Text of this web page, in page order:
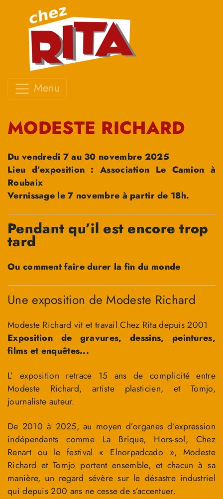
Menu
MODESTE RICHARD
Du vendredi 7 au 30 novembre 2025
Lieu d’exposition : Association Le Camion à
Roubaix
Vernissage le 7 novembre à partir de 18h.
Pendant qu’il est encore trop
tard
Ou comment faire durer la fin du monde
Une exposition de Modeste Richard
Modeste Richard vit et travail Chez Rita depuis 2001
Exposition de gravures, dessins, peintures,
films et enquêtes...
L’ exposition retrace 15 ans de complicité entre
Modeste Richard, artiste plasticien, et Tomjo,
journaliste auteur.
De 2010 à 2025, au moyen d’organes d’expression
indépendants comme La Brique, Hors-sol, Chez
Renart ou le festival « Elnorpadcado », Modeste
Richard et Tomjo portent ensemble, et chacun à sa
manière, un regard sévère sur le désastre industriel
qui depuis 200 ans ne cesse de s’accentuer.